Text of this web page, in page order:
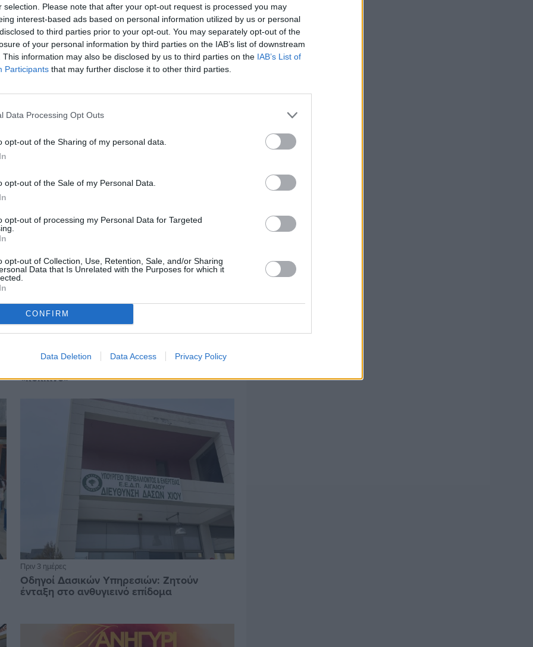
selection. Please note that after your opt-out request is processed you may
interest-based ads based on personal information utilized by us or personal
to third parties prior to your opt-out. You may separately opt-out of the
of your personal information by third parties on the IAB’s list of downstream
This information may also be disclosed by us to third parties on the IAB’s List of
Participants that may further disclose it to other third parties.
Data Processing Opt Outs
opt-out of the Sharing of my personal data.
opt-out of the Sale of my Personal Data.
opt-out of processing my Personal Data for Targeted
opt-out of Collection, Use, Retention, Sale, and/or Sharing
Data that Is Unrelated with the Purposes for which it
CONFIRM
Data Deletion Data Access Privacy Policy
Ελαιοκομικό Μητρώο: Ξεκινά η
Πριν 3 ημέρες
Αδειάζουν τα νησιά – Το δημογραφικό στο
«κόκκινο»
Πριν 3 ημέρες
Οδηγοί Δασικών Υπηρεσιών: Ζητούν
ένταξη στο ανθυγιεινό επίδομα